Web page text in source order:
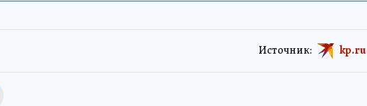
Источник: kp.ru